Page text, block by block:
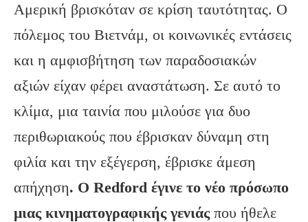
Αμερική βρισκόταν σε κρίση ταυτότητας. Ο
πόλεμος του Βιετνάμ, οι κοινωνικές εντάσεις
και η αμφισβήτηση των παραδοσιακών
αξιών είχαν φέρει αναστάτωση. Σε αυτό το
κλίμα, μια ταινία που μιλούσε για δυο
περιθωριακούς που έβρισκαν δύναμη στη
φιλία και την εξέγερση, έβρισκε άμεση
απήχηση. Ο Redford έγινε το νέο πρόσωπο
μιας κινηματογραφικής γενιάςπου ήθελε